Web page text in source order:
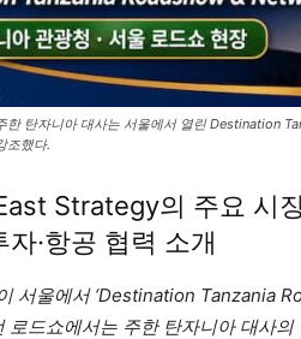
한 탄자니아 대사는 서울에서 열린 Destination
조했다.
Strategy의 주요 시
자·항공 협력 소개
서울에서 ‘Destination Tanzania
로드쇼에서는 주한 탄자니아 대사